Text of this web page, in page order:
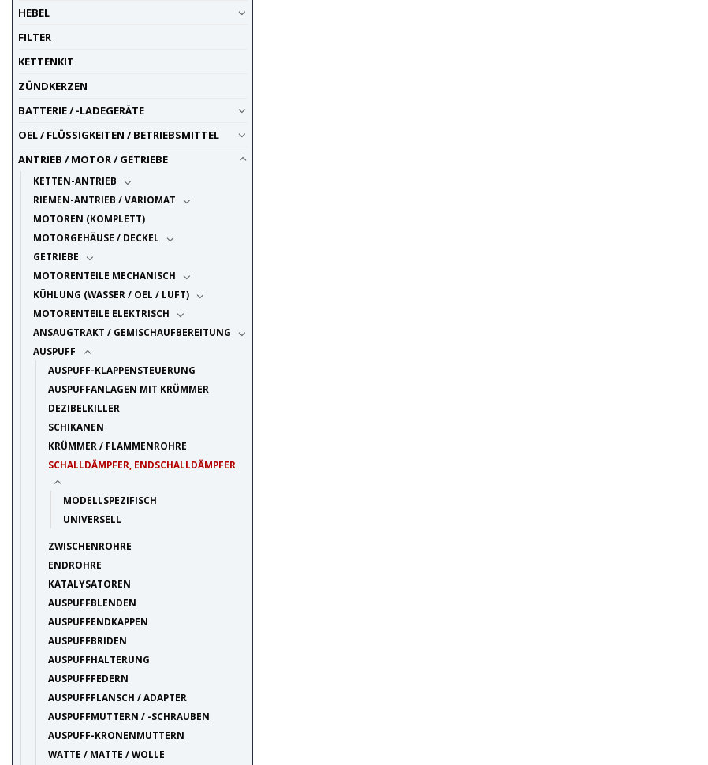
METRA KIT
MIVV 1032
REMUS
233
SACHS 5
SILVERTAIL 1
1
6
18
TERMIGNONI
27
7
YASUNI
2
91
109
HEBEL
FILTER
KETTENKIT
ZÜNDKERZEN
BATTERIE / -LADEGERÄTE
OEL / FLÜSSIGKEITEN / BETRIEBSMITTEL
ANTRIEB / MOTOR / GETRIEBE
KETTEN-ANTRIEB
RIEMEN-ANTRIEB / VARIOMAT
MOTOREN (KOMPLETT)
MOTORGEHÄUSE / DECKEL
GETRIEBE
MOTORENTEILE MECHANISCH
KÜHLUNG (WASSER / OEL / LUFT)
MOTORENTEILE ELEKTRISCH
ANSAUGTRAKT / GEMISCHAUFBEREITUNG
AUSPUFF
AUSPUFF-KLAPPENSTEUERUNG
AUSPUFFANLAGEN MIT KRÜMMER
DEZIBELKILLER
SCHIKANEN
KRÜMMER / FLAMMENROHRE
SCHALLDÄMPFER, ENDSCHALLDÄMPFER
MODELLSPEZIFISCH
UNIVERSELL
ZWISCHENROHRE
ENDROHRE
KATALYSATOREN
AUSPUFFBLENDEN
AUSPUFFENDKAPPEN
AUSPUFFBRIDEN
AUSPUFFHALTERUNG
AUSPUFFFEDERN
AUSPUFFFLANSCH / ADAPTER
AUSPUFFMUTTERN / -SCHRAUBEN
AUSPUFF-KRONENMUTTERN
WATTE / MATTE / WOLLE